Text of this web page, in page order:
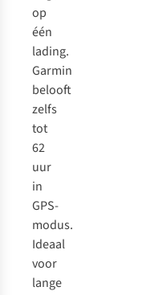
op
één
lading.
Garmin
belooft
zelfs
tot
62
uur
in
GPS-
modus.
Ideaal
voor
lange